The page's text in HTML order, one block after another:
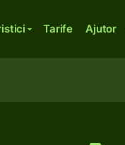
Tarife Ajutor